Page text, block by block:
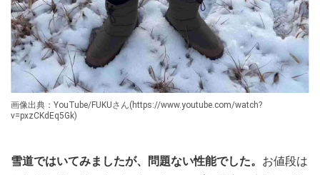
画像出典：YouTube/FUKUさん(https://www.youtube.com/watch?
v=pxzCKdEq5Gk)
雪道ではいてみましたが、問題ない性能でした。 お値段は